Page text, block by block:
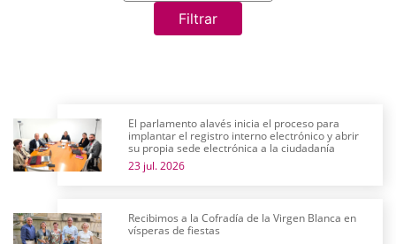
Filtrar
El parlamento alavés inicia el proceso para
implantar el registro interno electrónico y abrir
su propia sede electrónica a la ciudadanía
23 jul. 2026
Recibimos a la Cofradía de la Virgen Blanca en
vísperas de fiestas